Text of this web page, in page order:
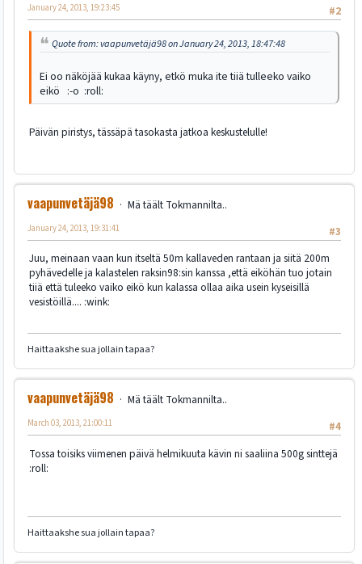
#2
January 24, 2013, 19:23:45
Quote from: vaapunvetäjä98 on January 24, 2013, 18:47:48
Ei oo näköjää kukaa käyny, etkö muka ite tiiä tulleeko vaiko
eikö :-o :roll:
Päivän piristys, tässäpä tasokasta jatkoa keskustelulle!
vaapunvetäjä98
Mä täält Tokmannilta..
#3
January 24, 2013, 19:31:41
Juu, meinaan vaan kun itseltä 50m kallaveden rantaan ja siitä 200m
pyhävedelle ja kalastelen raksin98:sin kanssa ,että eiköhän tuo jotain
tiiä että tuleeko vaiko eikö kun kalassa ollaa aika usein kyseisillä
vesistöillä.... :wink:
Haittaakshe sua jollain tapaa?
vaapunvetäjä98
Mä täält Tokmannilta..
#4
March 03, 2013, 21:00:11
Tossa toisiks viimenen päivä helmikuuta kävin ni saaliina 500g sinttejä
:roll:
Haittaakshe sua jollain tapaa?